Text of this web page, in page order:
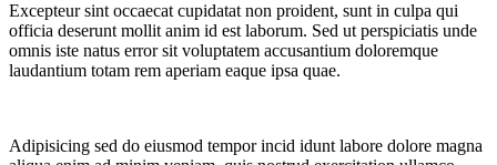
Excepteur sint occaecat cupidatat non proident, sunt in culpa qui
officia deserunt mollit anim id est laborum. Sed ut perspiciatis unde
omnis iste natus error sit voluptatem accusantium doloremque
laudantium totam rem aperiam eaque ipsa quae.
Adipisicing sed do eiusmod tempor incid idunt labore dolore magna